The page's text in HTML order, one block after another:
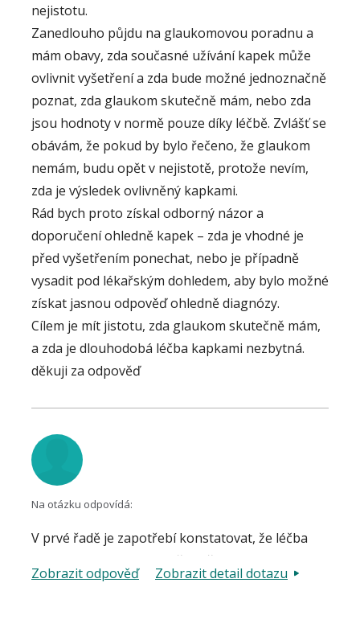
nejistotu.
Zanedlouho půjdu na glaukomovou poradnu a
mám obavy, zda současné užívání kapek může
ovlivnit vyšetření a zda bude možné jednoznačně
poznat, zda glaukom skutečně mám, nebo zda
jsou hodnoty v normě pouze díky léčbě. Zvlášť se
obávám, že pokud by bylo řečeno, že glaukom
nemám, budu opět v nejistotě, protože nevím,
zda je výsledek ovlivněný kapkami.
Rád bych proto získal odborný názor a
doporučení ohledně kapek – zda je vhodné je
před vyšetřením ponechat, nebo je případně
vysadit pod lékařským dohledem, aby bylo možné
získat jasnou odpověď ohledně diagnózy.
Cílem je mít jistotu, zda glaukom skutečně mám,
a zda je dlouhodobá léčba kapkami nezbytná.
děkuji za odpověď
Na otázku odpovídá:
V prvé řadě je zapotřebí konstatovat, že léčba
glaukomu se zahajuje, až když je diagnóza
stanovena, tedy nikoliv ve fázi
Zobrazit odpověď Zobrazit detail dotazu